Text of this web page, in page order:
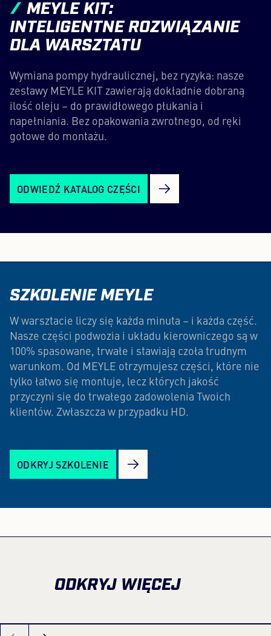
MEYLE KIT:
INTELIGENTNE ROZWIĄZANIE
DLA WARSZTATU
Wymiana pompy hydraulicznej, bez ryzyka: nasze
zestawy MEYLE KIT zawierają dokładnie dobraną
ilość oleju – do prawidłowego płukania i
napełniania. Bez opakowania zwrotnego, od ręki
gotowe do montażu.
ODWIEDŹ KATALOG CZĘŚCI
SZKOLENIE MEYLE
W warsztacie liczy się każda minuta – i każda część.
Nasze części podwozia i układu kierowniczego są w
100% spasowane, trwałe i stawiają czoła trudnym
warunkom. Od MEYLE otrzymujesz części, które nie
tylko łatwo się montuje, lecz których jakość
przyczyni się do trwałego zadowolenia Twoich
klientów. Zwłaszcza w przypadku HD.
ODKRYJ SZKOLENIE
ODKRYJ WIĘCEJ